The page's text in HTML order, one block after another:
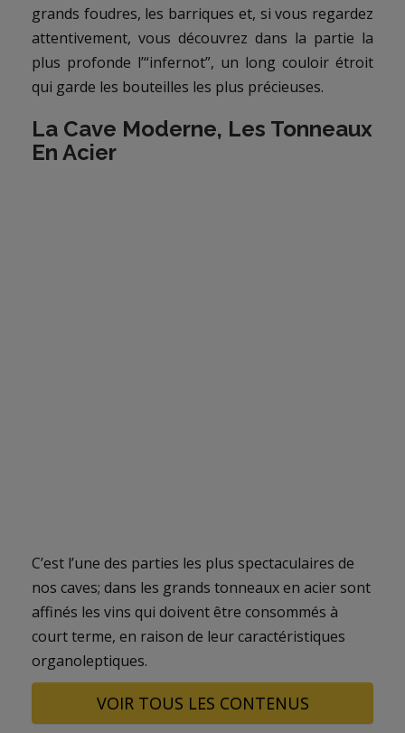
grands foudres, les barriques et, si vous regardez
attentivement, vous découvrez dans la partie la
plus profonde l’“infernot”, un long couloir étroit
qui garde les bouteilles les plus précieuses.
La Cave Moderne, Les Tonneaux
En Acier
C’est l’une des parties les plus spectaculaires de
nos caves; dans les grands tonneaux en acier sont
affinés les vins qui doivent être consommés à
court terme, en raison de leur caractéristiques
organoleptiques.
VOIR TOUS LES CONTENUS